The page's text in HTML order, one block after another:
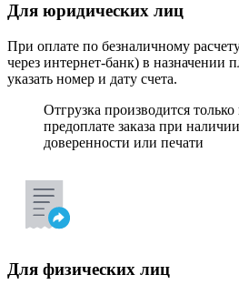
Для юридических лиц
При оплате по безналичному
через интернет-банк) в назначении
указать номер и дату счета.
Отгрузка производится
предоплате заказа при
доверенности или печати
Для физических лиц